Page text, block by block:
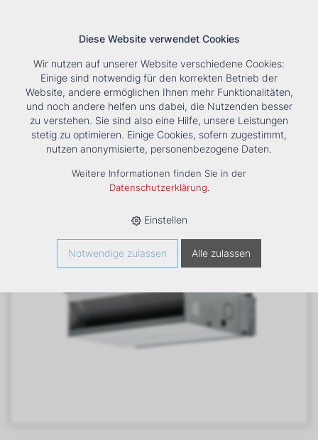
Tools Unternehmen Karriere KontaktSuche
HOME › PRODUKTE › KÄLTE/KLIMA › FANCOILS › KANALGERÄT
UTN I 19 A - EC MOTOR, 1 WT
Diese Website verwendet Cookies
Wir nutzen auf unserer Website verschiedene Cookies:
Einige sind notwendig für den korrekten Betrieb der
Website, andere ermöglichen Ihnen mehr Funktionalitäten,
und noch andere helfen uns dabei, die Nutzenden besser
zu verstehen. Sie sind also eine Hilfe, unsere Leistungen
stetig zu optimieren. Einige Cookies, sofern zugestimmt,
nutzen anonymisierte, personenbezogene Daten.
Weitere Informationen finden Sie in der
Datenschutzerklärung.
Einstellen
Notwendige zulassen Alle zulassen